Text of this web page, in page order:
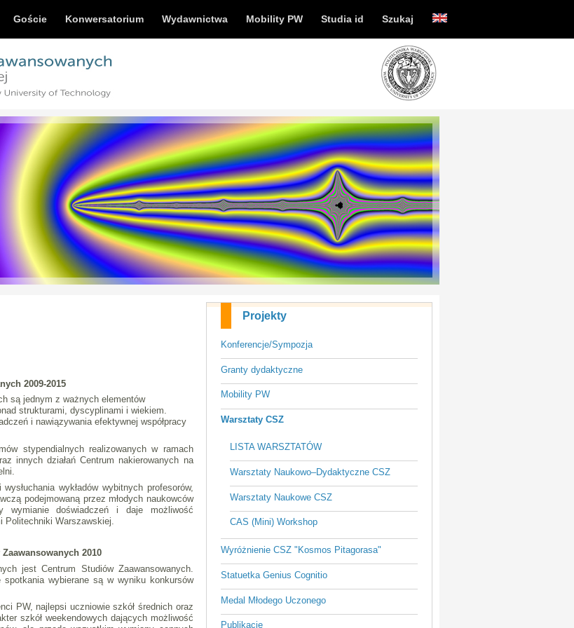
Goście Konwersatorium Wydawnictwa Mobility PW Studia id Szukaj
Projekty
Konferencje/Sympozja
Granty dydaktyczne
Mobility PW
Warsztaty CSZ
LISTA WARSZTATÓW
Warsztaty Naukowo–Dydaktyczne CSZ
Warsztaty Naukowe CSZ
CAS (Mini) Workshop
Wyróżnienie CSZ "Kosmos Pitagorasa"
Statuetka Genius Cognitio
Medal Młodego Uczonego
Publikacje
2009-2015
są jednym z ważnych elementów
strukturami, dyscyplinami i wiekiem.
i nawiązywania efektywnej współpracy
stypendialnych realizowanych w ramach
innych działań Centrum nakierowanych na
wykładów wybitnych profesorów,
podejmowaną przez młodych naukowców
wymianie doświadczeń i daje możliwość
Politechniki Warszawskiej.
2010
jest Centrum Studiów Zaawansowanych.
wybierane są w wyniku konkursów
PW, najlepsi uczniowie szkół średnich oraz
szkół weekendowych dających możliwość